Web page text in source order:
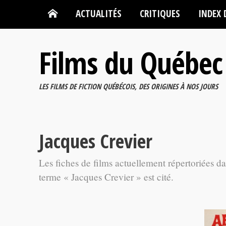
ACTUALITÉS CRITIQUES INDEX
Films du Québec
LES FILMS DE FICTION QUÉBÉCOIS, DES ORIGINES À NOS JOURS
Jacques Crevier
Les fiches de films actuellement répertoriées
terme « Jacques Crevier » est cité.